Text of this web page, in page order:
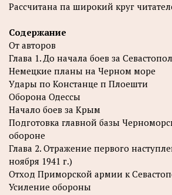
Рассчитана па широкий круг
Содержание
От авторов
Глава 1. До начала боев за
Немецкие планы на Черном море
Удары по Констанце п Плоешти
Оборона Одессы
Начало боев за Крым
Подготовка главной базы
обороне
Глава 2. Отражение первого
ноября 1941 г.)
Отход Приморской армии к
Усиление обороны